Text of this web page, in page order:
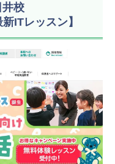
井校
ITレッスン】